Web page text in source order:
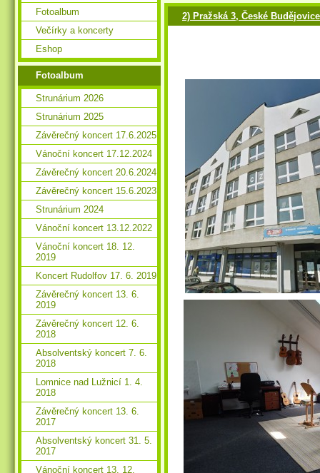
2) Pražská 3, České Budějovice
Fotoalbum
Večírky a koncerty
Eshop
Fotoalbum
Strunárium 2026
Strunárium 2025
Závěrečný koncert 17.6.2025
Vánoční koncert 17.12.2024
Závěrečný koncert 20.6.2024
Závěrečný koncert 15.6.2023
Strunárium 2024
Vánoční koncert 13.12.2022
Vánoční koncert 18. 12.
2019
Koncert Rudolfov 17. 6. 2019
Závěrečný koncert 13. 6.
2019
Závěrečný koncert 12. 6.
2018
Absolventský koncert 7. 6.
2018
Lomnice nad Lužnicí 1. 4.
2018
Závěrečný koncert 13. 6.
2017
Absolventský koncert 31. 5.
2017
Vánoční koncert 13. 12.